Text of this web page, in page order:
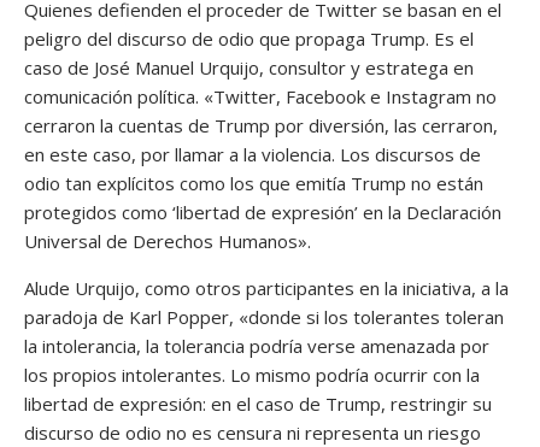
Quienes defienden el proceder de Twitter se basan en el
peligro del discurso de odio que propaga Trump. Es el
caso de José Manuel Urquijo, consultor y estratega en
comunicación política. «Twitter, Facebook e Instagram no
cerraron la cuentas de Trump por diversión, las cerraron,
en este caso, por llamar a la violencia. Los discursos de
odio tan explícitos como los que emitía Trump no están
protegidos como ‘libertad de expresión’ en la Declaración
Universal de Derechos Humanos».
Alude Urquijo, como otros participantes en la iniciativa, a la
paradoja de Karl Popper, «donde si los tolerantes toleran
la intolerancia, la tolerancia podría verse amenazada por
los propios intolerantes. Lo mismo podría ocurrir con la
libertad de expresión: en el caso de Trump, restringir su
discurso de odio no es censura ni representa un riesgo